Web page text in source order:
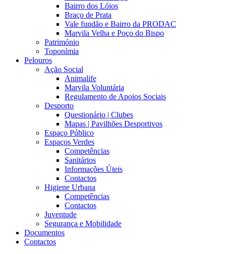
Bairro dos Lóios
Braço de Prata
Vale fundão e Bairro da PRODAC
Marvila Velha e Poço do Bispo
Património
Toponímia
Pelouros
Ação Social
Animalife
Marvila Voluntária
Regulamento de Apoios Sociais
Desporto
Questionário | Clubes
Mapas | Pavilhões Desportivos
Espaço Público
Espaços Verdes
Competências
Sanitários
Informações Úteis
Contactos
Higiene Urbana
Competências
Contactos
Juventude
Segurança e Mobilidade
Documentos
Contactos